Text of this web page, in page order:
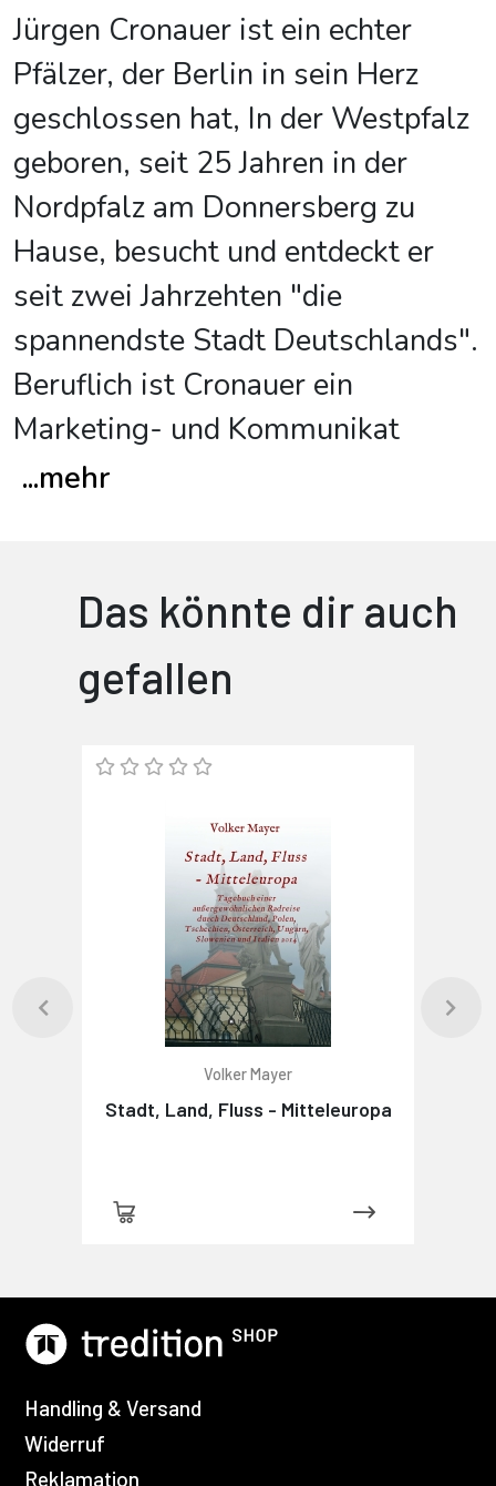
Jürgen Cronauer ist ein echter
Pfälzer, der Berlin in sein Herz
geschlossen hat, In der Westpfalz
geboren, seit 25 Jahren in der
Nordpfalz am Donnersberg zu
Hause, besucht und entdeckt er
seit zwei Jahrzehten "die
spannendste Stadt Deutschlands".
Beruflich ist Cronauer ein
Marketing- und Kommunikat
...mehr
Das könnte dir auch
gefallen
Volker Mayer
Stadt, Land, Fluss - Mitteleuropa
Handling & Versand
Widerruf
Reklamation